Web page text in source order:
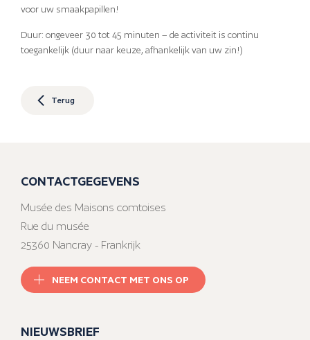
voor uw smaakpapillen!
Duur: ongeveer 30 tot 45 minuten – de activiteit is continu
toegankelijk (duur naar keuze, afhankelijk van uw zin!)
Terug
CONTACTGEGEVENS
Musée des Maisons comtoises
Rue du musée
25360 Nancray - Frankrijk
NEEM CONTACT MET ONS OP
NIEUWSBRIEF